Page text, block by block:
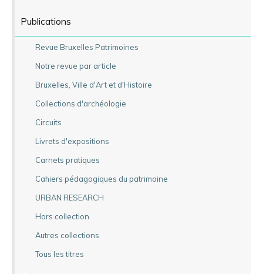
Publications
Revue Bruxelles Patrimoines
Notre revue par article
Bruxelles, Ville d'Art et d'Histoire
Collections d'archéologie
Circuits
Livrets d'expositions
Carnets pratiques
Cahiers pédagogiques du patrimoine
URBAN RESEARCH
Hors collection
Autres collections
Tous les titres